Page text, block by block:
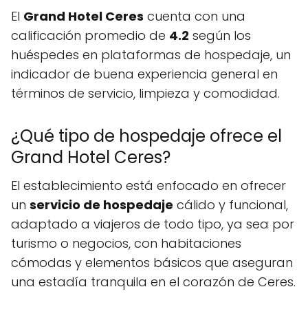
El Grand Hotel Ceres cuenta con una
calificación promedio de 4.2 según los
huéspedes en plataformas de hospedaje, un
indicador de buena experiencia general en
términos de servicio, limpieza y comodidad.
¿Qué tipo de hospedaje ofrece el
Grand Hotel Ceres?
El establecimiento está enfocado en ofrecer
un servicio de hospedaje cálido y funcional,
adaptado a viajeros de todo tipo, ya sea por
turismo o negocios, con habitaciones
cómodas y elementos básicos que aseguran
una estadía tranquila en el corazón de Ceres.